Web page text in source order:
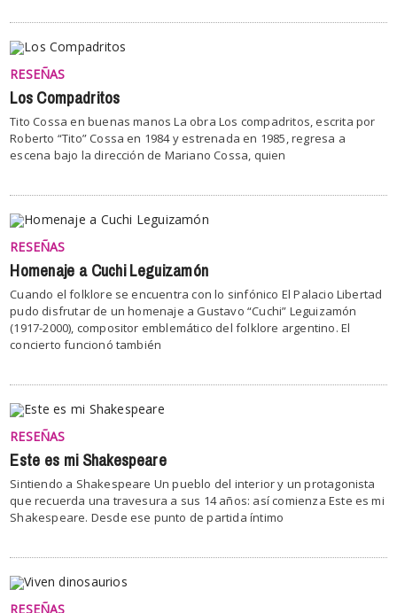
RESEÑAS
Los Compadritos
Tito Cossa en buenas manos La obra Los compadritos, escrita por
Roberto “Tito” Cossa en 1984 y estrenada en 1985, regresa a
escena bajo la dirección de Mariano Cossa, quien
RESEÑAS
Homenaje a Cuchi Leguizamón
Cuando el folklore se encuentra con lo sinfónico El Palacio Libertad
pudo disfrutar de un homenaje a Gustavo “Cuchi” Leguizamón
(1917-2000), compositor emblemático del folklore argentino. El
concierto funcionó también
RESEÑAS
Este es mi Shakespeare
Sintiendo a Shakespeare Un pueblo del interior y un protagonista
que recuerda una travesura a sus 14 años: así comienza Este es mi
Shakespeare. Desde ese punto de partida íntimo
RESEÑAS